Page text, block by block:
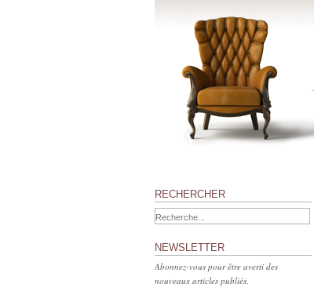
RECHERCHER
NEWSLETTER
Abonnez-vous pour être averti des
nouveaux articles publiés.